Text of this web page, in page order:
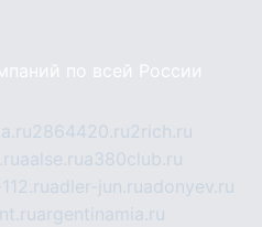
по всей России
2864420.ru2rich.ru
aalse.rua380club.ru
adler-jun.ruadonyev.ru
argentinamia.ru